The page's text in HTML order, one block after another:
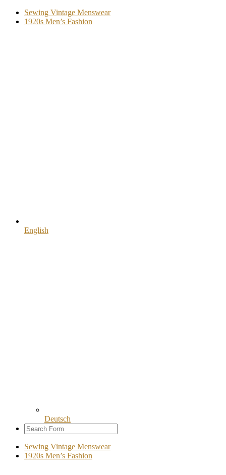
Sewing Vintage Menswear
1920s Men’s Fashion
English
Deutsch
Sewing Vintage Menswear
1920s Men’s Fashion